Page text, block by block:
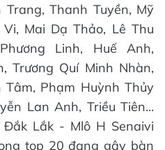
Thanh Tuyền, Mỹ
Mai Dạ Thảo, Lê Thu
Linh, Huế Anh,
Trương Quí Minh Nhàn,
Phạm Huỳnh Thủy
Lan Anh, Triều Tiên...
Lắk - Mlô H Senaivi
top 20 đang gây bàn